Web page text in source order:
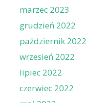
marzec 2023
grudzień 2022
październik 2022
wrzesień 2022
lipiec 2022
czerwiec 2022